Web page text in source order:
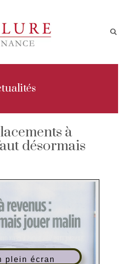
à
désormais
plein écran